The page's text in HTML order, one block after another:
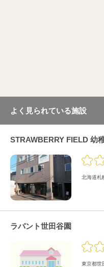
よく見られている施設
STRAWBERRY FIELD 幼
北海道札
ラバント世田谷園
東京都世